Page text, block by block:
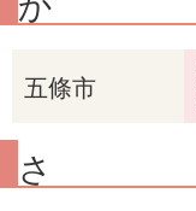
五條市
さ